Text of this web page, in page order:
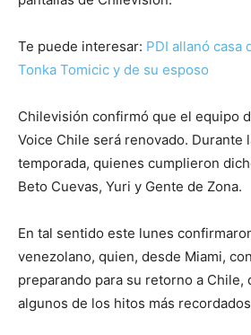
Te puede interesar: PDI allanó casa
Tonka Tomicic y de su esposo
Chilevisión confirmó que el equipo
Voice Chile será renovado. Durante
temporada, quienes cumplieron
Beto Cuevas, Yuri y Gente de Zona.
En tal sentido este lunes
venezolano, quien, desde Miami,
preparando para su retorno a Chile,
algunos de los hitos más